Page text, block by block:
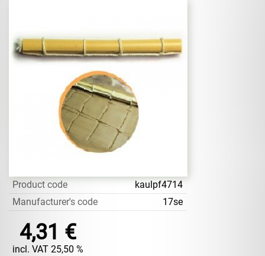
Product code
kaulpf4714
Manufacturer's code
17se
4,31 €
incl. VAT 25,50 %